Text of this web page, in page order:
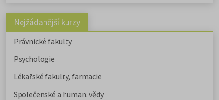
Nejžádanější kurzy
Právnické fakulty
Psychologie
Lékařské fakulty, farmacie
Společenské a human. vědy